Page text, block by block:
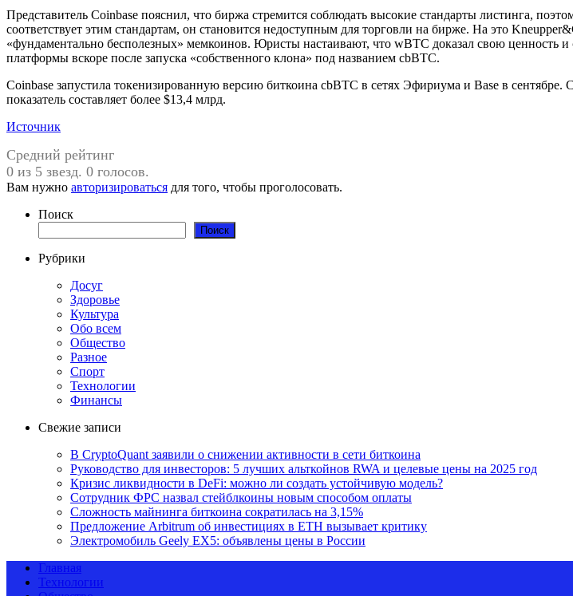
Представитель Coinbase пояснил, что биржа стремится соблюдать высокие стандарты листинга,
соответствует этим стандартам, он становится недоступным для торговли на бирже. На это
«фундаментально бесполезных» мемкоинов. Юристы настаивают, что wBTC доказал свою ценность и
платформы вскоре после запуска «собственного клона» под названием cbBTC.
Coinbase запустила токенизированную версию биткоина cbBTC в сетях Эфириума и Base в
показатель составляет более $13,4 млрд.
Источник
Средний рейтинг
0 из 5 звезд. 0 голосов.
Вам нужно авторизироваться для того, чтобы проголосовать.
Поиск
Поиск
Рубрики
Досуг
Здоровье
Культура
Обо всем
Общество
Разное
Спорт
Технологии
Финансы
Свежие записи
В CryptoQuant заявили о снижении активности в сети биткоина
Руководство для инвесторов: 5 лучших альткойнов RWA и целевые цены на 2025 год
Кризис ликвидности в DeFi: можно ли создать устойчивую модель?
Сотрудник ФРС назвал стейблкоины новым способом оплаты
Сложность майнинга биткоина сократилась на 3,15%
Предложение Arbitrum об инвестициях в ETH вызывает критику
Электромобиль Geely EX5: объявлены цены в России
Главная
Технологии